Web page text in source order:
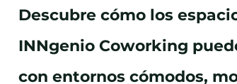
Descubre cómo los
INNgenio Coworking
con entornos cómodos,